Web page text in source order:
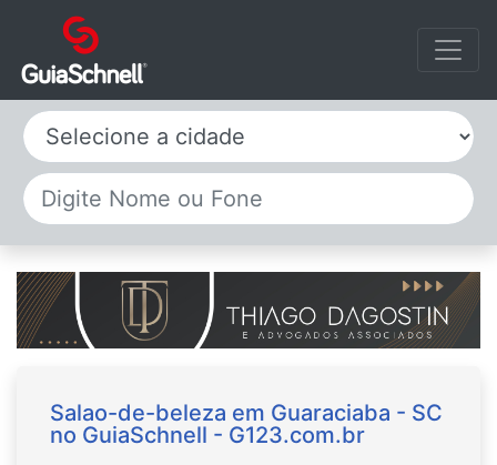
Selecione a cidade
Salao-de-beleza em Guaraciaba - SC
no GuiaSchnell - G123.com.br